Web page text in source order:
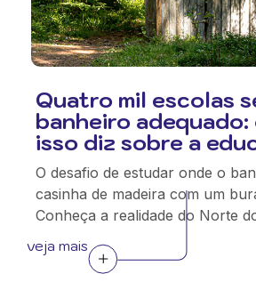
Quatro mil escolas
banheiro adequado:
isso diz sobre a
O desafio de estudar onde o
casinha de madeira com um
Conheça a realidade do Norte
veja mais